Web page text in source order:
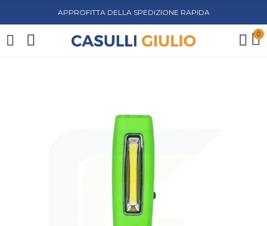
APPROFITTA DELLA SPEDIZIONE RAPIDA
0